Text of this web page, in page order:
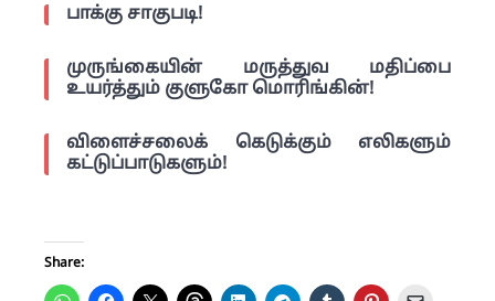
பாக்கு சாகுபடி!
முருங்கையின் மருத்துவ மதிப்பை
உயர்த்தும் குளுகோ மொரிங்கின்!
விளைச்சலைக் கெடுக்கும் எலிகளும்
கட்டுப்பாடுகளும்!
Share: